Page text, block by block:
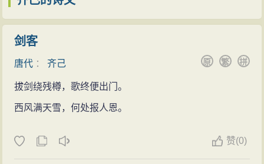
学，云游期间曾自号“衡岳沙弥”。登岳阳，望洞庭，又过
长安，遍览终南山、华山等风景名胜，还到过江西等
地。这段游学生活丰富了他的写作素材。且他的不少名
作佳作是在外游历时写的。
齐己云游天下的时候，曾拿他的诗作《早梅》向诗
人郑谷请教。诗句是：“万木冻欲折，孤根暖独回。前村
犹应律，先发映春台”。郑谷阅读后，笑着说：“数枝”非
剑客
唐代 ： 齐己 拼
繁
原
拔剑绕残樽，歌终便出门。
西风满天雪，何处报人恩。
赞(0)